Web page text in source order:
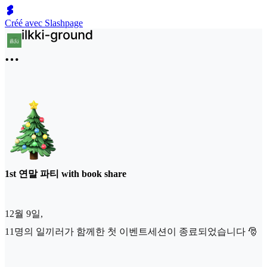
Créé avec Slashpage
1st 연말 파티 with book share
12월 9일,
11명의 일끼러가 함께한 첫 이벤트세션이 종료되었습니다 🎅